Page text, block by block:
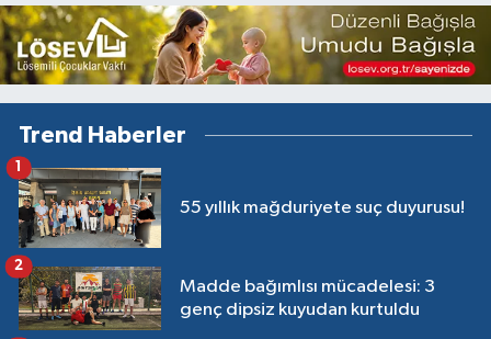
Trend Haberler
55 yıllık mağduriyete suç duyurusu!
1
Madde bağımlısı mücadelesi: 3
genç dipsiz kuyudan kurtuldu
2